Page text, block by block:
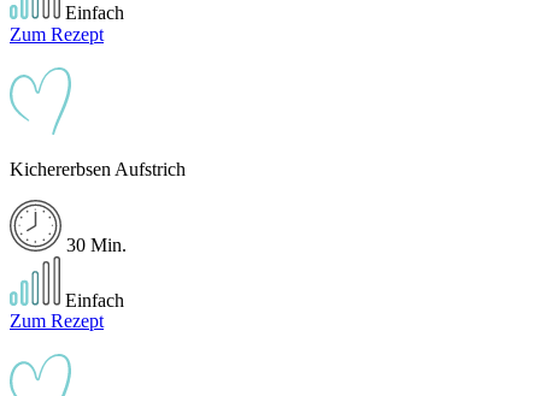
Einfach
Zum Rezept
Kichererbsen Aufstrich
30 Min.
Einfach
Zum Rezept